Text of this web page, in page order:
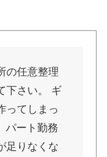
の任意整理
下さい。 ギ
ってしまっ
パート勤務
足りなくな